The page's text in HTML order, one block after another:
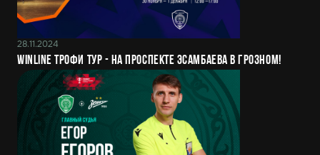
28.11.2024
Winline Трофи Тур - на проспекте Эсамбаева в Грозном!